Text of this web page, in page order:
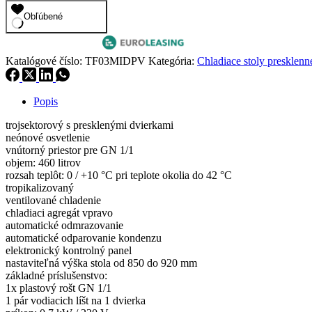
Obľúbené
Katalógové číslo: TF03MIDPV Kategória: Chladiace stoly
Popis
trojsektorový s presklenými dvierkami
neónové osvetlenie
vnútorný priestor pre GN 1/1
objem: 460 litrov
rozsah teplôt: 0 / +10 °C pri teplote okolia do 42 °C
tropikalizovaný
ventilované chladenie
chladiaci agregát vpravo
automatické odmrazovanie
automatické odparovanie kondenzu
elektronický kontrolný panel
nastaviteľná výška stola od 850 do 920 mm
základné príslušenstvo:
1x plastový rošt GN 1/1
1 pár vodiacich líšt na 1 dvierka